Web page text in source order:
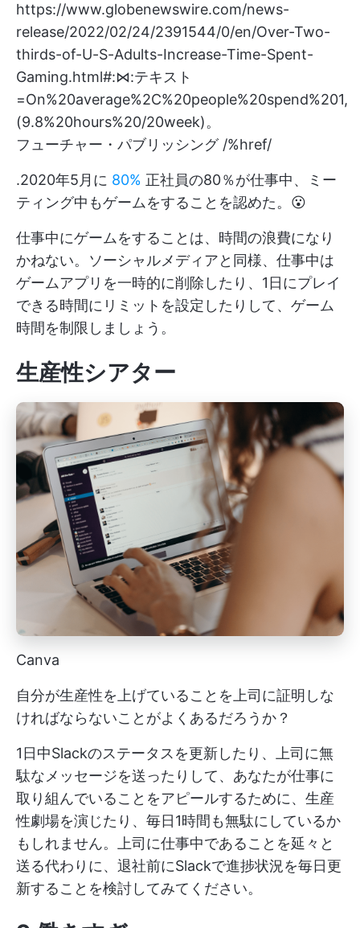
https://www.globenewswire.com/news-
release/2022/02/24/2391544/0/en/Over-Two-
thirds-of-U-S-Adults-Increase-Time-Spent-
Gaming.html#:⋈:テキスト
=On%20average%2C%20people%20spend%201,
(9.8%20hours%20/20week)。
フューチャー・パブリッシング /%href/
.2020年5月に 80% 正社員の80％が仕事中、ミー
ティング中もゲームをすることを認めた。😮
仕事中にゲームをすることは、時間の浪費になり
かねない。ソーシャルメディアと同様、仕事中は
ゲームアプリを一時的に削除したり、1日にプレイ
できる時間にリミットを設定したりして、ゲーム
時間を制限しましょう。
生産性シアター
Canva
自分が生産性を上げていることを上司に証明しな
ければならないことがよくあるだろうか？
1日中Slackのステータスを更新したり、上司に無
駄なメッセージを送ったりして、あなたが仕事に
取り組んでいることをアピールするために、生産
性劇場を演じたり、毎日1時間も無駄にしているか
もしれません。上司に仕事中であることを延々と
送る代わりに、退社前にSlackで進捗状況を毎日更
新することを検討してみてください。